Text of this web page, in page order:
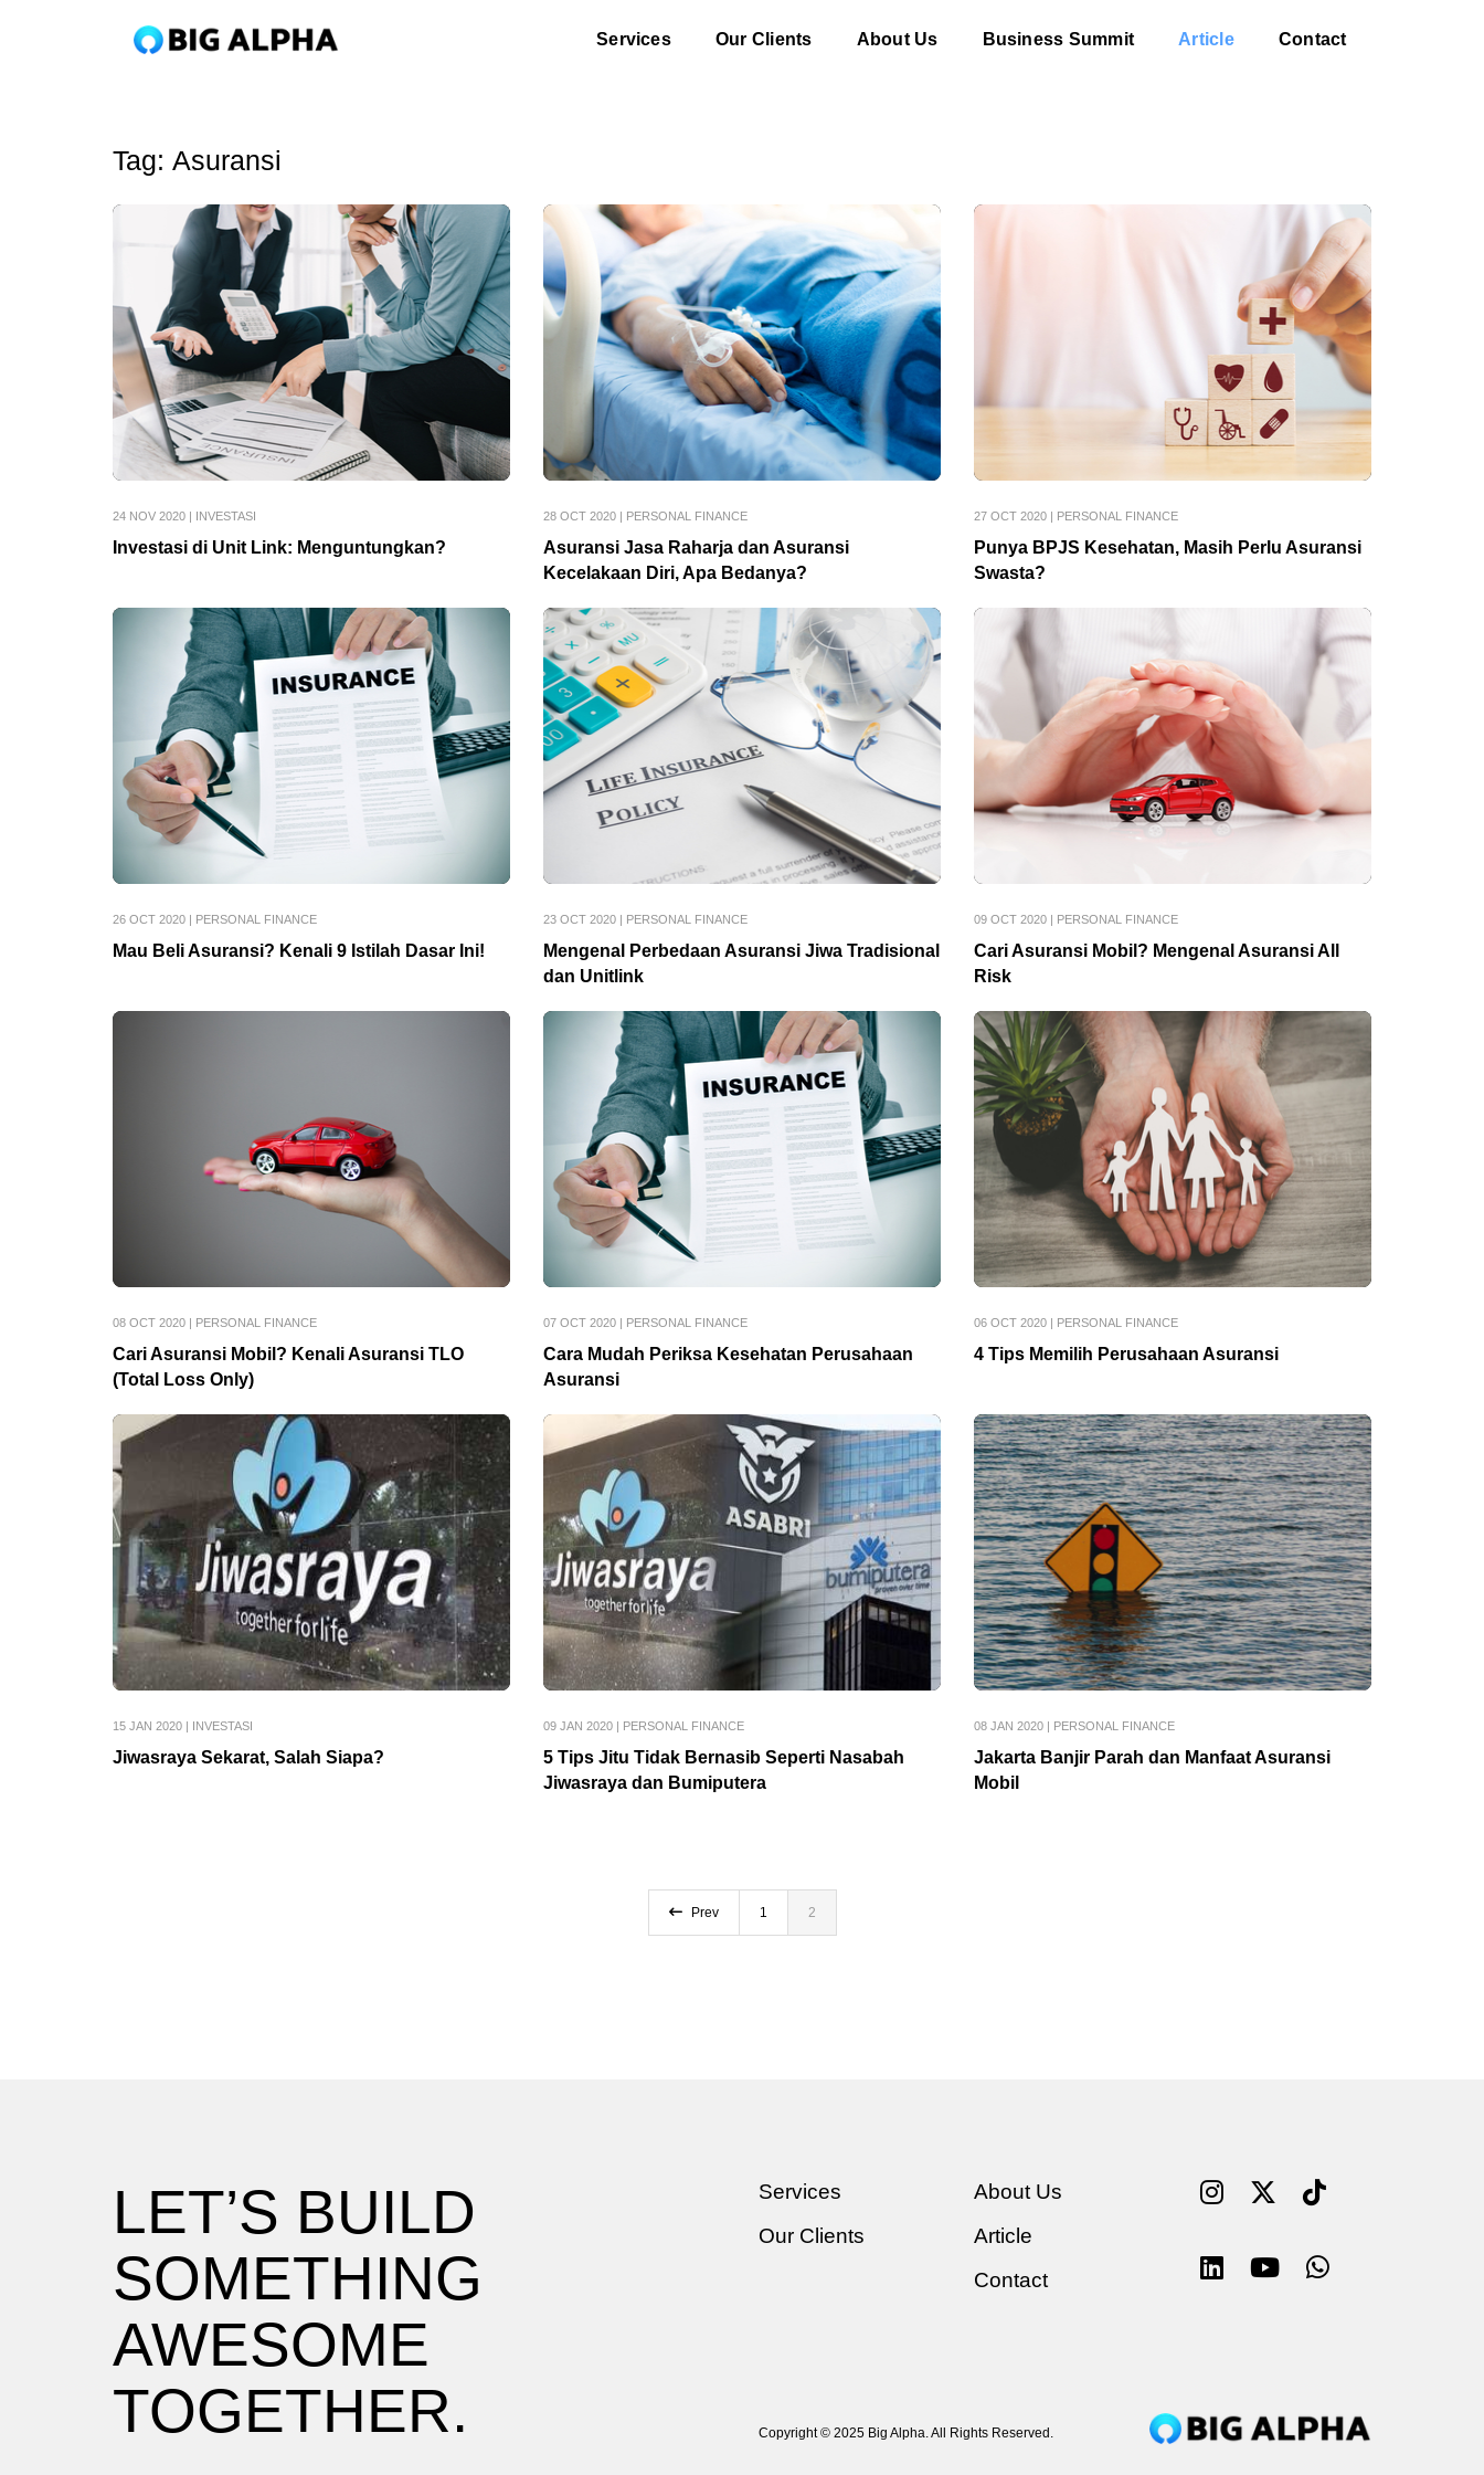
Services Our Clients About Us Business Summit Article Contact
Tag: Asuransi
24 NOV 2020 | INVESTASI
Investasi di Unit Link: Menguntungkan?
28 OCT 2020 | PERSONAL FINANCE
Asuransi Jasa Raharja dan Asuransi
Kecelakaan Diri, Apa Bedanya?
27 OCT 2020 | PERSONAL FINANCE
Punya BPJS Kesehatan, Masih Perlu Asuransi
Swasta?
26 OCT 2020 | PERSONAL FINANCE
Mau Beli Asuransi? Kenali 9 Istilah Dasar Ini!
23 OCT 2020 | PERSONAL FINANCE
Mengenal Perbedaan Asuransi Jiwa Tradisional
dan Unitlink
09 OCT 2020 | PERSONAL FINANCE
Cari Asuransi Mobil? Mengenal Asuransi All
Risk
08 OCT 2020 | PERSONAL FINANCE
Cari Asuransi Mobil? Kenali Asuransi TLO
(Total Loss Only)
07 OCT 2020 | PERSONAL FINANCE
Cara Mudah Periksa Kesehatan Perusahaan
Asuransi
06 OCT 2020 | PERSONAL FINANCE
4 Tips Memilih Perusahaan Asuransi
15 JAN 2020 | INVESTASI
Jiwasraya Sekarat, Salah Siapa?
09 JAN 2020 | PERSONAL FINANCE
5 Tips Jitu Tidak Bernasib Seperti Nasabah
Jiwasraya dan Bumiputera
08 JAN 2020 | PERSONAL FINANCE
Jakarta Banjir Parah dan Manfaat Asuransi
Mobil
Prev 1 2
LET’S BUILD
SOMETHING
AWESOME
TOGETHER.
Services
Our Clients
About Us
Article
Contact
Copyright © 2025 Big Alpha. All Rights Reserved.